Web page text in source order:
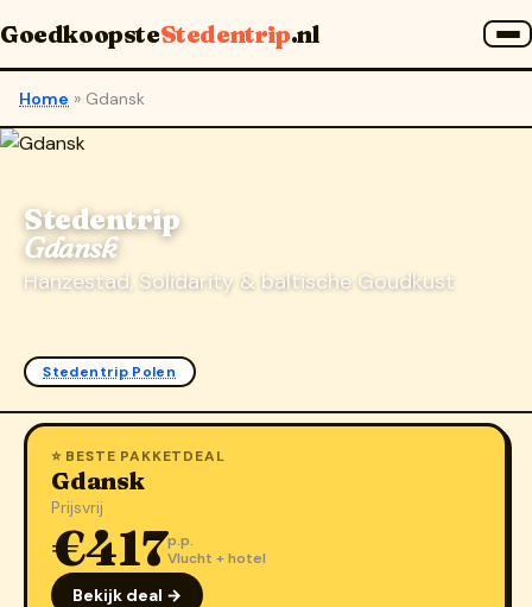
GoedkoopsteStedentrip.nl
Home » Gdansk
Stedentrip Polen
Stedentrip
Gdansk
Hanzestad, Solidarity & baltische Goudkust
⭐ BESTE PAKKETDEAL
Gdansk
Prijsvrij
€417p.p.
Vlucht + hotel
Bekijk deal →